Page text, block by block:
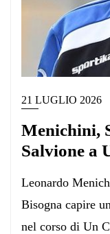
21 LUGLIO 2026
Menichini,
Salvione a
Leonardo
Bisogna capire
nel corso di Un